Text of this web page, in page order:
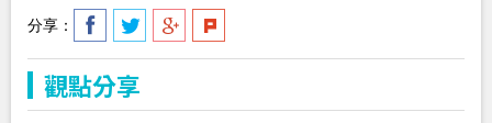
分享：
觀點分享